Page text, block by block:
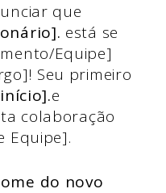
que
está se
Equipe]
Seu primeiro
e
colaboração
Equipe].
do novo